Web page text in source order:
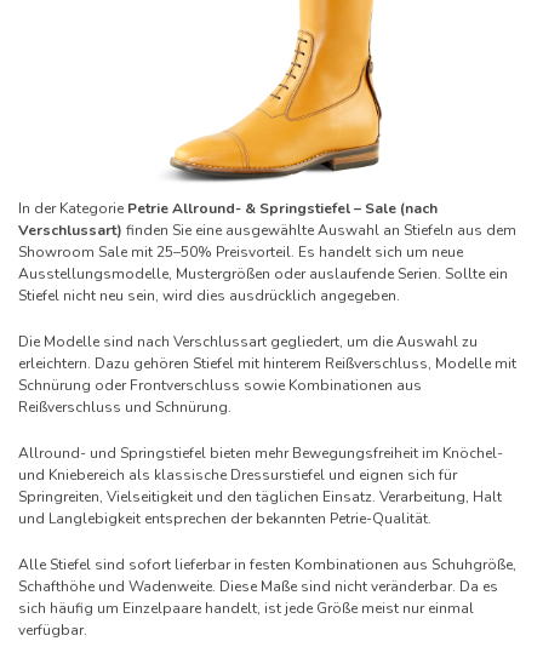
In der Kategorie Petrie Allround- & Springstiefel – Sale (nach
Verschlussart) finden Sie eine ausgewählte Auswahl an Stiefeln aus dem
Showroom Sale mit 25–50% Preisvorteil. Es handelt sich um neue
Ausstellungsmodelle, Mustergrößen oder auslaufende Serien. Sollte ein
Stiefel nicht neu sein, wird dies ausdrücklich angegeben.
Die Modelle sind nach Verschlussart gegliedert, um die Auswahl zu
erleichtern. Dazu gehören Stiefel mit hinterem Reißverschluss, Modelle mit
Schnürung oder Frontverschluss sowie Kombinationen aus
Reißverschluss und Schnürung.
Allround- und Springstiefel bieten mehr Bewegungsfreiheit im Knöchel-
und Kniebereich als klassische Dressurstiefel und eignen sich für
Springreiten, Vielseitigkeit und den täglichen Einsatz. Verarbeitung, Halt
und Langlebigkeit entsprechen der bekannten Petrie-Qualität.
Alle Stiefel sind sofort lieferbar in festen Kombinationen aus Schuhgröße,
Schafthöhe und Wadenweite. Diese Maße sind nicht veränderbar. Da es
sich häufig um Einzelpaare handelt, ist jede Größe meist nur einmal
verfügbar.